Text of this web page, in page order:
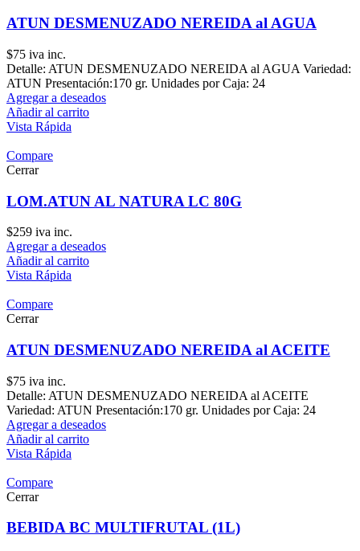
ATUN DESMENUZADO NEREIDA al AGUA
$75 iva inc.
Detalle: ATUN DESMENUZADO NEREIDA al AGUA Variedad:
ATUN Presentación:170 gr. Unidades por Caja: 24
Agregar a deseados
Añadir al carrito
Vista Rápida
Compare
Cerrar
LOM.ATUN AL NATURA LC 80G
$259 iva inc.
Agregar a deseados
Añadir al carrito
Vista Rápida
Compare
Cerrar
ATUN DESMENUZADO NEREIDA al ACEITE
$75 iva inc.
Detalle: ATUN DESMENUZADO NEREIDA al ACEITE
Variedad: ATUN Presentación:170 gr. Unidades por Caja: 24
Agregar a deseados
Añadir al carrito
Vista Rápida
Compare
Cerrar
BEBIDA BC MULTIFRUTAL (1L)